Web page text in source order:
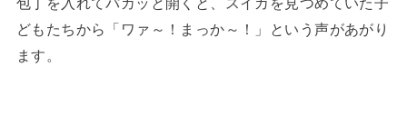
どもたちから「ワァ～！まっか～！」という声があがり
ます。